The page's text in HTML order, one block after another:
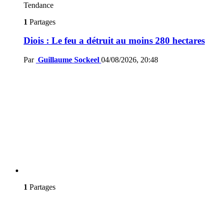
Tendance
1 Partages
Diois : Le feu a détruit au moins 280 hectares
Par Guillaume Sockeel 04/08/2026, 20:48
1 Partages